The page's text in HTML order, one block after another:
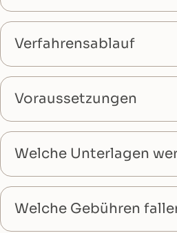
Verfahrensablauf
Voraussetzungen
Welche Unterlagen
Welche Gebühren